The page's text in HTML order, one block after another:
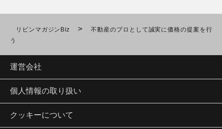
リビンマガジンBiz >
不動産のプロとして誠実に価格の提案を行
う
運営会社
個人情報の取り扱い
クッキーについて